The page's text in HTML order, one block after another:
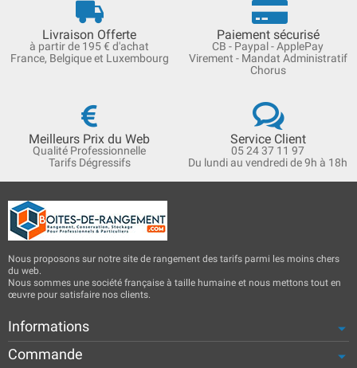
Livraison Offerte
à partir de 195 € d'achat
France, Belgique et Luxembourg
Paiement sécurisé
CB - Paypal - ApplePay
Virement - Mandat Administratif
Chorus
Meilleurs Prix du Web
Qualité Professionnelle
Tarifs Dégressifs
Service Client
05 24 37 11 97
Du lundi au vendredi de 9h à 18h
Nous proposons sur notre site de rangement des tarifs parmi les moins chers
du web.
Nous sommes une société française à taille humaine et nous mettons tout en
œuvre pour satisfaire nos clients.
Informations
Commande